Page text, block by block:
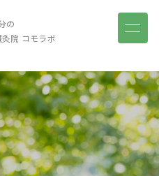
の
院 コモラボ